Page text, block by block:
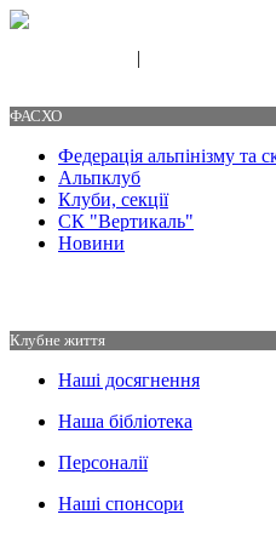
|
ФАСХО
Федерація альпінізму та
Альпклуб
Клуби, секції
СК "Вертикаль"
Новини
Клубне життя
Наші досягнення
Наша бібліотека
Персоналії
Наші спонсори